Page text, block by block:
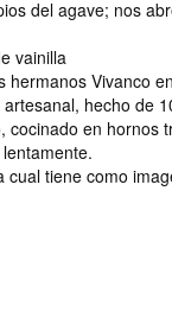
del agave; nos
vainilla
hermanos Vivanco
hecho de
cocinado en hornos
cual tiene como